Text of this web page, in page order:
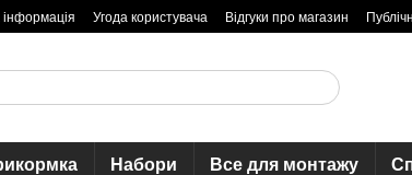
інформація Угода користувача Відгуки про магазин
Набори Все для монтажу